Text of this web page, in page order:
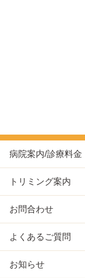
病院案内/診療料金
トリミング案内
お問合わせ
よくあるご質問
お知らせ